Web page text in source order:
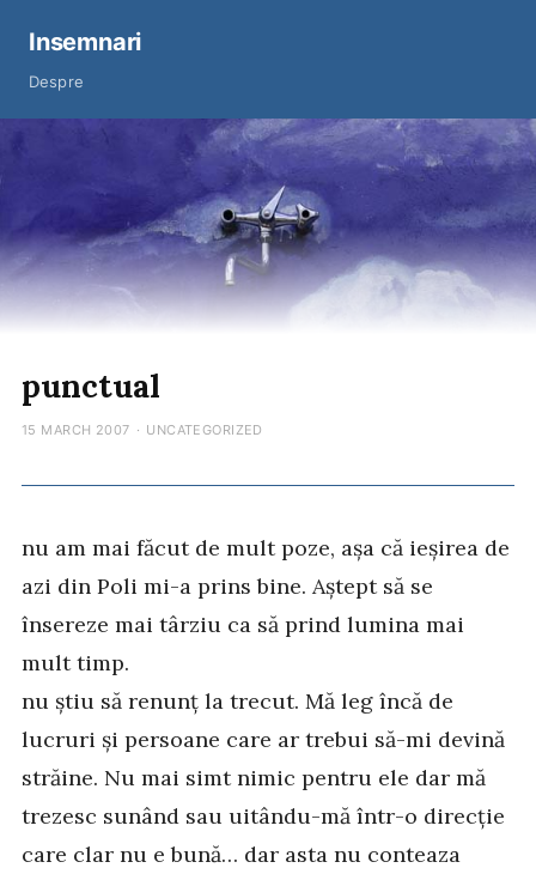
Insemnari
Despre
punctual
15 MARCH 2007 · UNCATEGORIZED
nu am mai făcut de mult poze, așa că ieșirea de
azi din Poli mi-a prins bine. Aștept să se
însereze mai târziu ca să prind lumina mai
mult timp.
nu știu să renunț la trecut. Mă leg încă de
lucruri și persoane care ar trebui să-mi devină
străine. Nu mai simt nimic pentru ele dar mă
trezesc sunând sau uitându-mă într-o direcție
care clar nu e bună… dar asta nu conteaza